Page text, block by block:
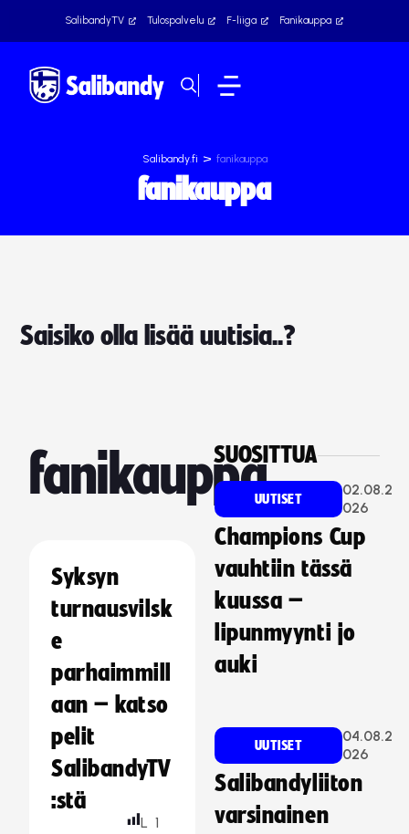
SalibandyTV Tulospalvelu F-liiga Fanikauppa
Salibandy.fi > fanikauppa
fanikauppa
Saisiko olla lisää uutisia..?
fanikauppa
Syksyn
turnausvilsk
e
parhaimmill
aan – katso
pelit
SalibandyTV
:stä
L 1
SUOSITTUA
UUTISET
02.08.2
026
Champions Cup
vauhtiin tässä
kuussa –
lipunmyynti jo
auki
UUTISET
04.08.2
026
Salibandyliiton
varsinainen